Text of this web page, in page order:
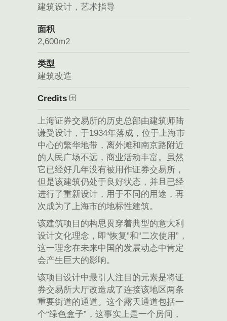
建筑设计，艺术指导
面积
2,600m2
类型
建筑改造
Credits
上海证券交易所的历史总部由建筑师陆
谦受设计，于1934年落成，位于上海市
中心的繁华地带，离外滩和南京路附近
的人民广场不远，商业活动丰富。虽然
它已经好几年没有被用作证券交易所，
但是该建筑仍处于良好状态，并且已经
进行了重新设计，用于不同的用途，再
次成为了上海市的地标性建筑。
该建筑项目的构思贯穿着典型的意大利
设计文化理念，即“恢复”和“二次使用”，
这一理念在未来中国的发展动态中肯定
会产生巨大的影响。
该项目设计中最引人注目的元素是将证
券交易所大厅改造成了连接该地区两条
重要街道的通道。这个露天通道包括一
个“绿色盒子”，这事实上是一个房间，